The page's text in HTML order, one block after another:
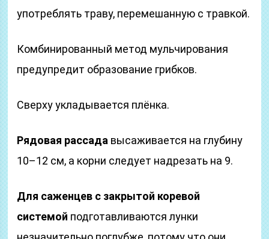
употреблять траву, перемешанную с травкой.
Комбинированный метод мульчирования
предупредит образование грибков.
Сверху укладывается плёнка.
Рядовая рассада высаживается на глубину
10–12 см, а корни следует надрезать на 9.
Для саженцев с закрытой коревой
системой подготавливаются лунки